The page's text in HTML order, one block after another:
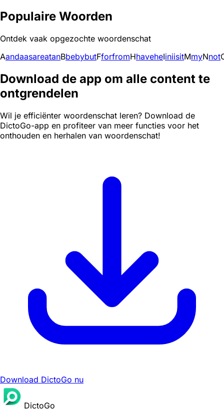
Populaire Woorden
Ontdek vaak opgezochte woordenschat
AandaasareatanBbebybutFforfromHhaveheIiniisitMmyNnot
Download de app om alle content te
ontgrendelen
Wil je efficiënter woordenschat leren? Download de
DictoGo-app en profiteer van meer functies voor het
onthouden en herhalen van woordenschat!
Download DictoGo nu
DictoGo